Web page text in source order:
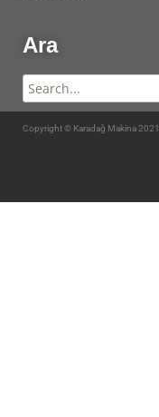
Ara
Copyright © Karadağ Makina 2021